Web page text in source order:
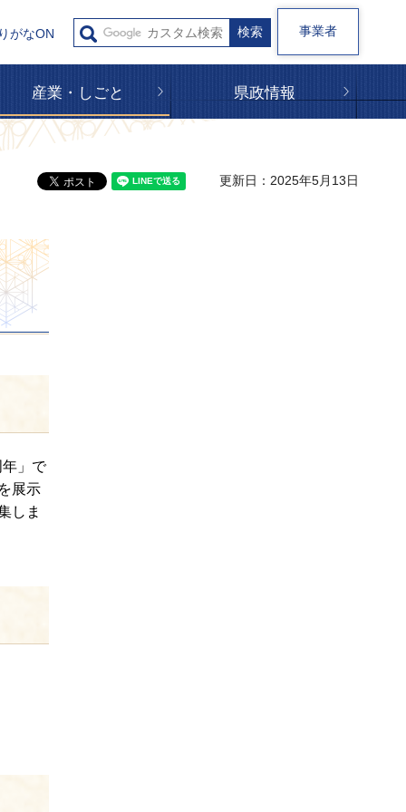
がなON 事業者
産業・しごと 県政情報
更新日：2025年5月13日
」で
展示
しま